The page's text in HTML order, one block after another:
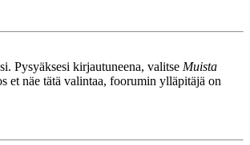
Pysyäksesi kirjautuneena, valitse Muista
et näe tätä valintaa, foorumin ylläpitäjä on